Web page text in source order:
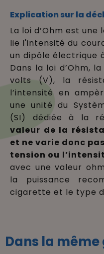
Explication sur la
La loi d’Ohm est
lie l'intensité du
un dipôle électrique
Dans la loi d’Ohm,
volts (V), la
l’intensité en
une unité du
(SI) dédiée à la
valeur de la
et ne varie donc
tension ou
avec une valeur
la puissance
cigarette et le type
Dans la